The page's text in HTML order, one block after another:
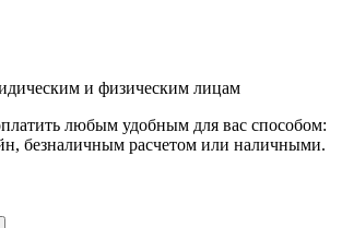
и физическим лицам
любым удобным для вас способом:
безналичным расчетом или наличными.